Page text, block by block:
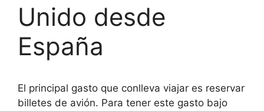
Unido desde
España
El principal gasto que conlleva viajar es reservar
billetes de avión. Para tener este gasto bajo